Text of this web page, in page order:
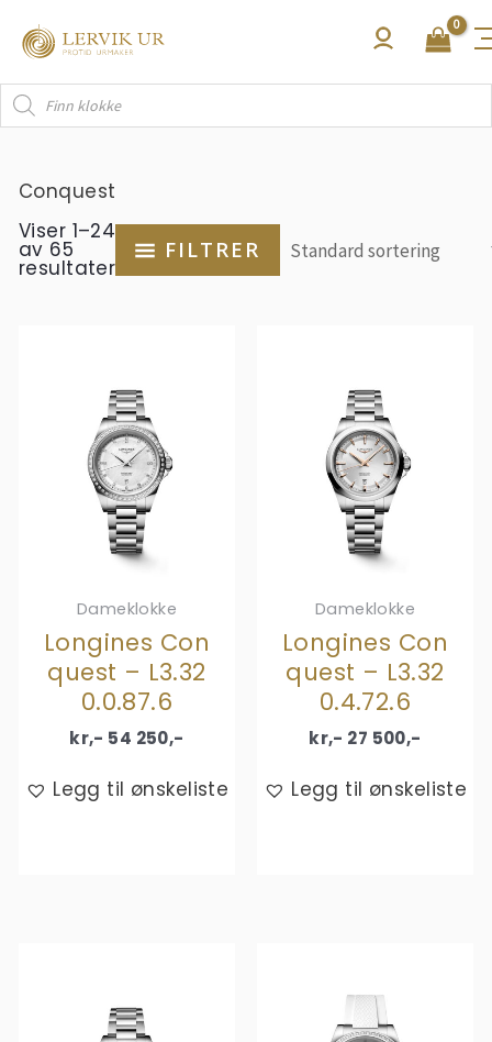
rett
innholdet
Products
search
Conquest
Viser 1–24
av 65
resultater
FILTRER
Dameklokke
Longines Con
quest – L3.32
0.0.87.6
kr,- 54 250,-
Legg til ønskeliste
Dameklokke
Longines Con
quest – L3.32
0.4.72.6
kr,- 27 500,-
Legg til ønskeliste